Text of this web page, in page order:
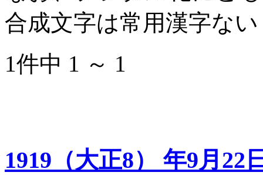
合成文字は常用漢字な
1件中 1 ～ 1
1919（大正8） 年9月22